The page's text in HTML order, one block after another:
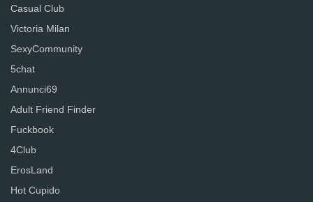
Casual Club
Victoria Milan
SexyCommunity
5chat
Annunci69
Adult Friend Finder
Fuckbook
4Club
ErosLand
Hot Cupido